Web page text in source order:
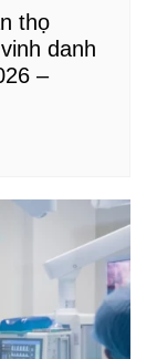
thọ
danh
–